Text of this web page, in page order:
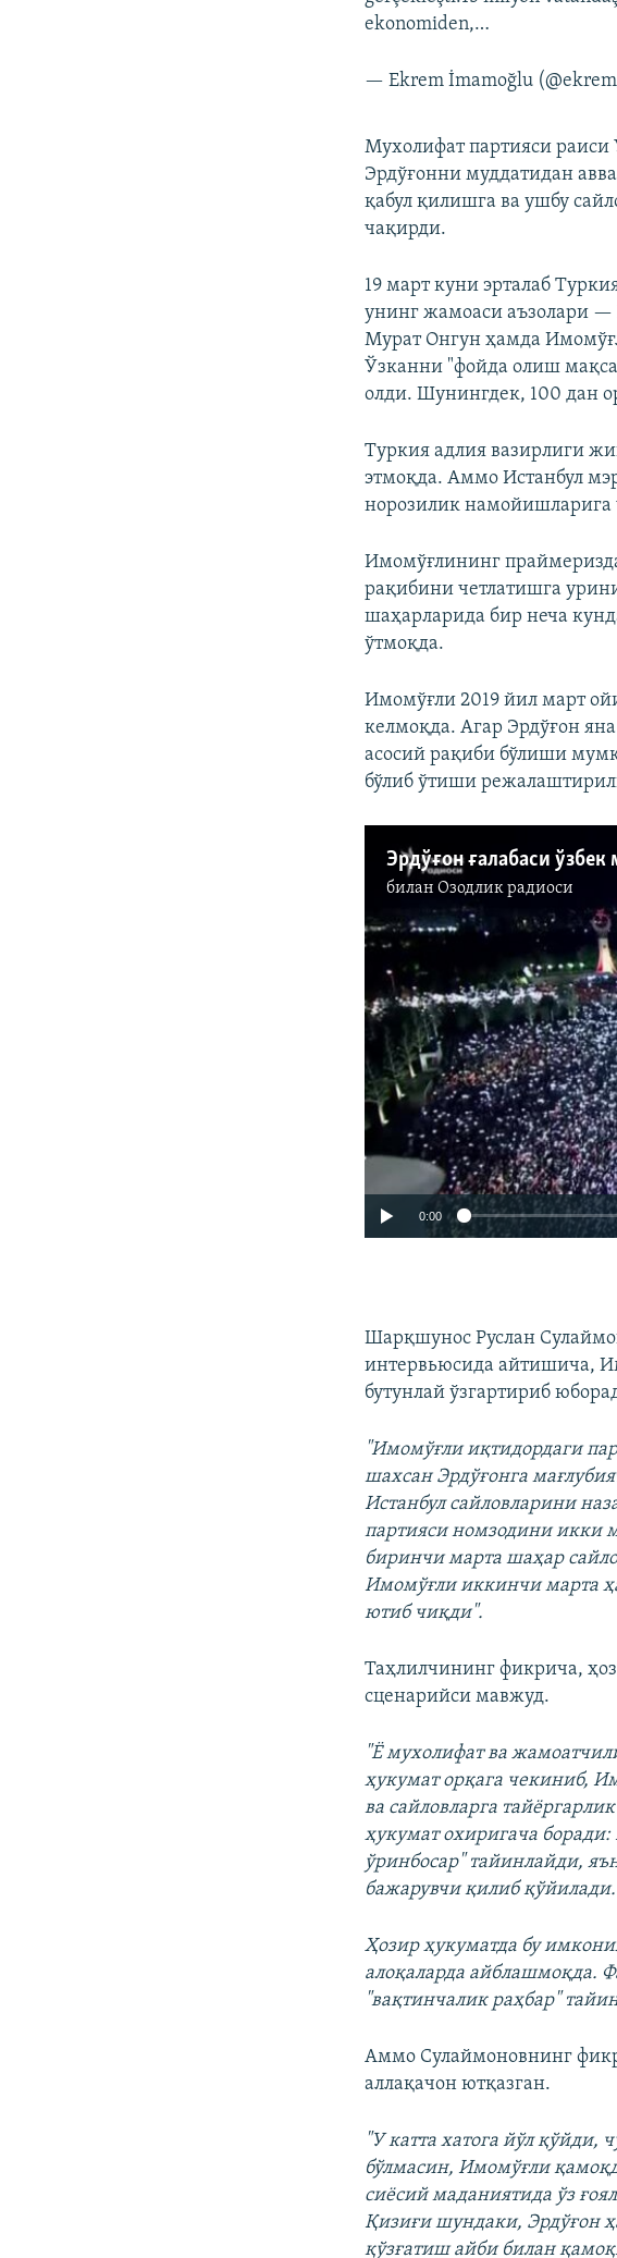
ekonomiden,…
— Ekrem İmamoğlu
Мухолифат партияси
Эрдўғонни муддатидан
қабул қилишга ва ушбу
чақирди.
19 март куни эрталаб
унинг жамоаси аъзолари —
Мурат Онгун ҳамда
Ўзканни "фойда олиш
олди. Шунингдек, 100 дан
Туркия адлия вазирлиги
этмоқда. Аммо Истанбул
норозилик намойишларига
Имомўғлининг
рақибини четлатишга
шаҳарларида бир неча
ўтмоқда.
Имомўғли 2019 йил март
келмоқда. Агар Эрдўғон
асосий рақиби бўлиши
бўлиб ўтиши
биланОзодлик радиоси
Auto
Айни
0:00
Шарқшунос Руслан
интервьюсида айтишича,
бутунлай ўзгартириб
"Имомўғли иқтидордаги
шахсан Эрдўғонга
Истанбул сайловларини
партияси номзодини икки
биринчи марта шаҳар
Имомўғли иккинчи марта
ютиб чиқди".
Таҳлилчининг фикрича,
сценарийси мавжуд.
"Ё мухолифат ва
ҳукумат орқага чекиниб,
ва сайловларга
ҳукумат охиригача
ўринбосар" тайинлайди,
бажарувчи қилиб қўйилади.
Ҳозир ҳукуматда бу
алоқаларда айблашмоқда.
"вақтинчалик раҳбар"
Аммо Сулаймоновнинг
аллақачон ютқазган.
"У катта хатога йўл
бўлмасин, Имомўғли
сиёсий маданиятида ўз
Қизиғи шундаки, Эрдўғон
қўзғатиш айби билан